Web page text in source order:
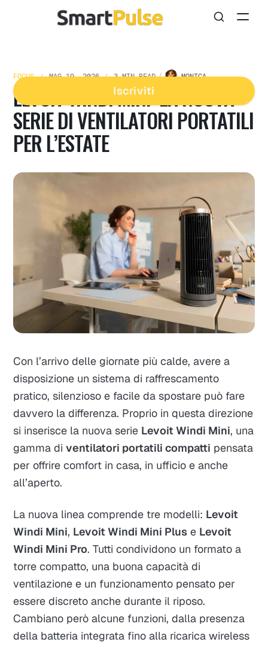
Iscriviti
FOCUS MAG 19, 2026 3 MIN READ MONICA
LEVOIT WINDI MINI: LA NUOVA
SERIE DI VENTILATORI PORTATILI
PER L’ESTATE
Con l’arrivo delle giornate più calde, avere a
disposizione un sistema di raffrescamento
pratico, silenzioso e facile da spostare può fare
davvero la differenza. Proprio in questa direzione
si inserisce la nuova serie Levoit Windi Mini, una
gamma diventilatori portatili compatti pensata
per offrire comfort in casa, in ufficio e anche
all’aperto.
La nuova linea comprende tre modelli: Levoit
Windi Mini, Levoit Windi Mini Plus e Levoit
Windi Mini Pro. Tutti condividono un formato a
torre compatto, una buona capacità di
ventilazione e un funzionamento pensato per
essere discreto anche durante il riposo.
Cambiano però alcune funzioni, dalla presenza
della batteria integrata fino alla ricarica wireless